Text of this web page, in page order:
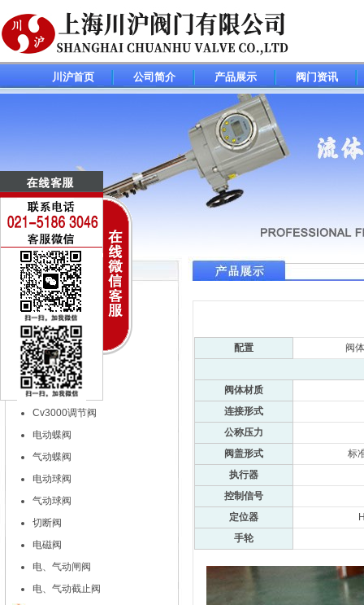
川沪首页 公司简介 产品展示 阀门资讯
调节阀(控制阀)系列
电动调节阀
气动调节阀
特殊调节阀
自力式调节阀
Cv3000调节阀
电动蝶阀
气动蝶阀
电动球阀
气动球阀
切断阀
电磁阀
电、气动闸阀
电、气动截止阀
配置 阀
阀体材质
连接形式
公称压力
阀盖形式
标
执行器
控制信号
定位器
手轮